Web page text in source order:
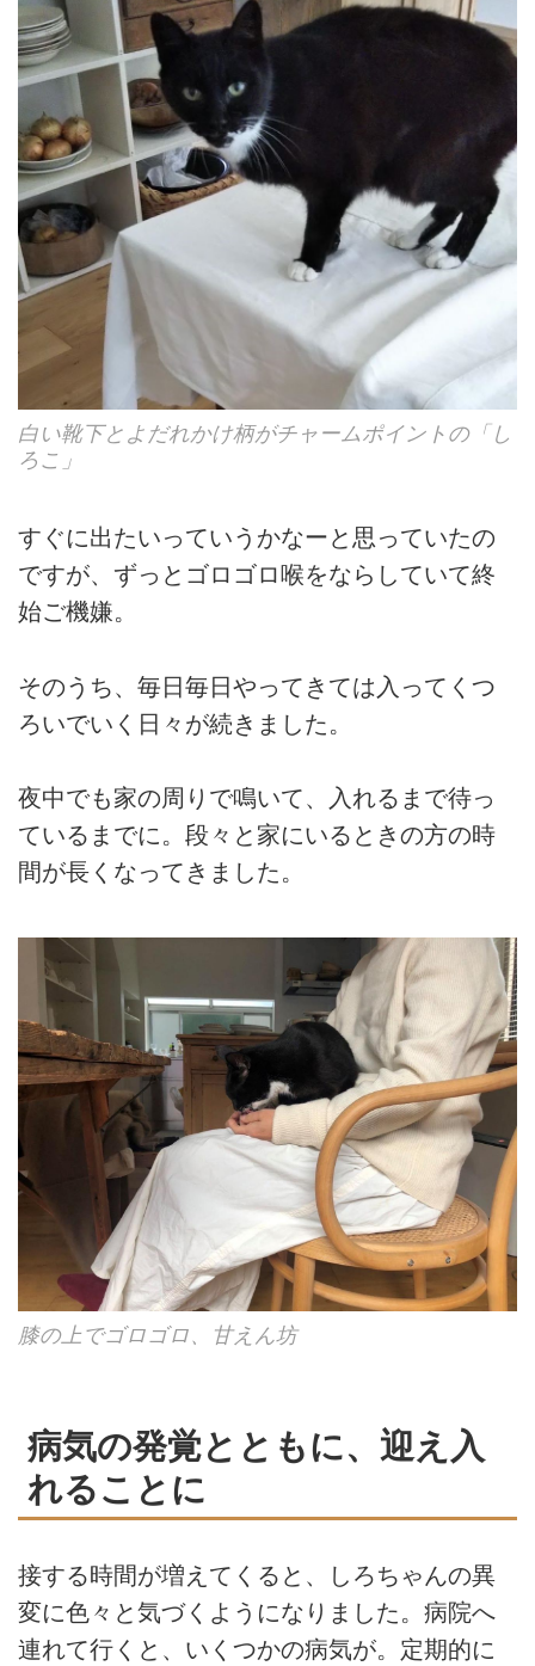
白い靴下とよだれかけ柄がチャームポイントの「し
ろこ」
すぐに出たいっていうかなーと思っていたの
ですが、ずっとゴロゴロ喉をならしていて終
始ご機嫌。
そのうち、毎日毎日やってきては入ってくつ
ろいでいく日々が続きました。
夜中でも家の周りで鳴いて、入れるまで待っ
ているまでに。段々と家にいるときの方の時
間が長くなってきました。
膝の上でゴロゴロ、甘えん坊
病気の発覚とともに、迎え入
れることに
接する時間が増えてくると、しろちゃんの異
変に色々と気づくようになりました。病院へ
連れて行くと、いくつかの病気が。定期的に